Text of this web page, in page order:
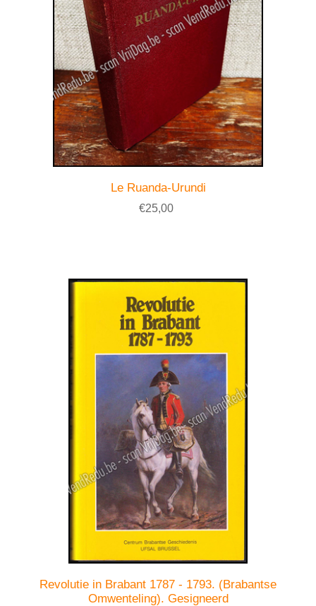
Le Ruanda-Urundi
€25,00
Revolutie in Brabant 1787 - 1793. (Brabantse
Omwenteling). Gesigneerd